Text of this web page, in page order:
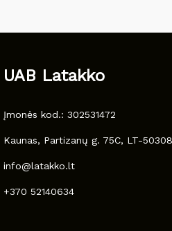
UAB Latakko
Įmonės kod.: 302531472
Kaunas, Partizanų g. 75C, LT-50308
info@latakko.lt
+370 52140634